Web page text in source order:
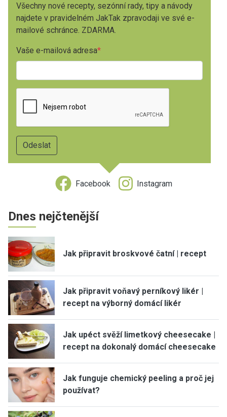
Všechny nové recepty, sezónní rady, tipy a návody
najdete v pravidelném JakTak zpravodaji ve své e-
mailové schránce. ZDARMA.
Vaše e-mailová adresa
Facebook Instagram
Dnes nejčtenější
Jak připravit broskvové čatní | recept
Jak připravit voňavý perníkový likér |
recept na výborný domácí likér
Jak upéct svěží limetkový cheesecake |
recept na dokonalý domácí cheesecake
Jak funguje chemický peeling a proč jej
používat?